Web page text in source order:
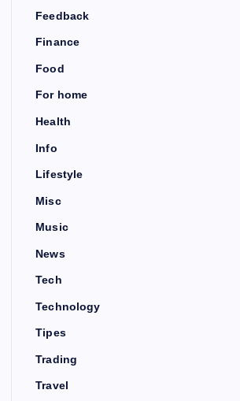
Feedback
Finance
Food
For home
Health
Info
Lifestyle
Misc
Music
News
Tech
Technology
Tipes
Trading
Travel